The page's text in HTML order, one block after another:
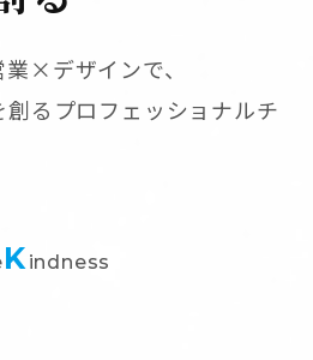
×デザインで、
るプロフェッショナルチ
Kindness